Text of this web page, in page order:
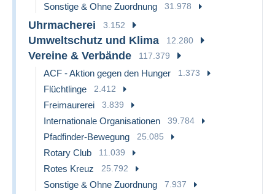
Sonstige & Ohne Zuordnung 31.978
Uhrmacherei 3.152
Umweltschutz und Klima 12.280
Vereine & Verbände 117.379
ACF - Aktion gegen den Hunger 1.373
Flüchtlinge 2.412
Freimaurerei 3.839
Internationale Organisationen 39.784
Pfadfinder-Bewegung 25.085
Rotary Club 11.039
Rotes Kreuz 25.792
Sonstige & Ohne Zuordnung 7.937